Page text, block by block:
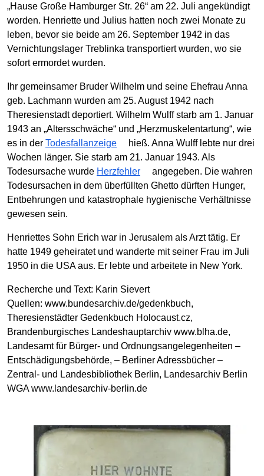
„Hause Große Hamburger Str. 26“ am 22. Juli angekündigt
worden. Henriette und Julius hatten noch zwei Monate zu
leben, bevor sie beide am 26. September 1942 in das
Vernichtungslager Treblinka transportiert wurden, wo sie
sofort ermordet wurden.
Ihr gemeinsamer Bruder Wilhelm und seine Ehefrau Anna
geb. Lachmann wurden am 25. August 1942 nach
Theresienstadt deportiert. Wilhelm Wulff starb am 1. Januar
1943 an „Altersschwäche“ und „Herzmuskelentartung“, wie
es in der Todesfallanzeige
hieß. Anna Wulff lebte nur drei
Wochen länger. Sie starb am 21. Januar 1943. Als
Todesursache wurde Herzfehler
angegeben. Die wahren
Todesursachen in dem überfüllten Ghetto dürften Hunger,
Entbehrungen und katastrophale hygienische Verhältnisse
gewesen sein.
Henriettes Sohn Erich war in Jerusalem als Arzt tätig. Er
hatte 1949 geheiratet und wanderte mit seiner Frau im Juli
1950 in die USA aus. Er lebte und arbeitete in New York.
Recherche und Text: Karin Sievert
Quellen: www.bundesarchiv.de/gedenkbuch,
Theresienstädter Gedenkbuch Holocaust.cz,
Brandenburgisches Landeshauptarchiv www.blha.de,
Landesamt für Bürger- und Ordnungsangelegenheiten –
Entschädigungsbehörde, – Berliner Adressbücher –
Zentral- und Landesbibliothek Berlin, Landesarchiv Berlin
WGA www.landesarchiv-berlin.de